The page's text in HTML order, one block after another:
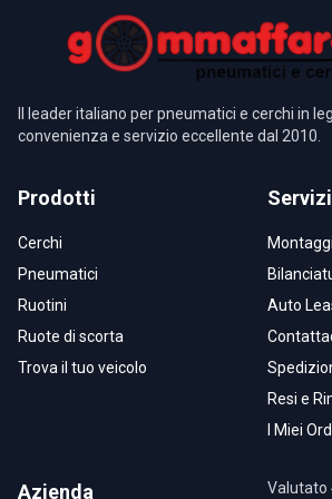
Il leader italiano per pneumatici e cerchi in
convenienza e servizio eccellente dal 2010.
Prodotti
Cerchi
Pneumatici
Ruotini
Ruote di scorta
Trova il tuo veicolo
Servizi
Auto
Resi e
I Miei
Azienda Valutato